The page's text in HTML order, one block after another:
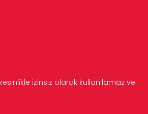
izinsiz olarak kullanılamaz ve